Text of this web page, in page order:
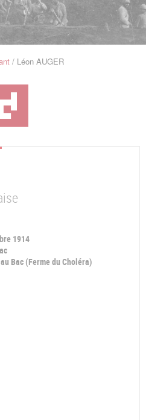
Léon AUGER
1914
Bac (Ferme du Choléra)